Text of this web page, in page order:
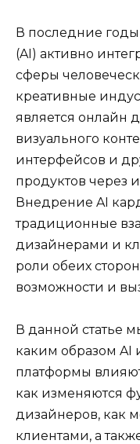
В последние
(AI) активно
сферы
креативные
является онлайн
визуального
интерфейсов и
продуктов через
Внедрение AI
традиционные
дизайнерами и
роли обеих
возможности и
В данной статье
каким образом AI
платформы
как изменяются
дизайнеров, как
клиентами, а